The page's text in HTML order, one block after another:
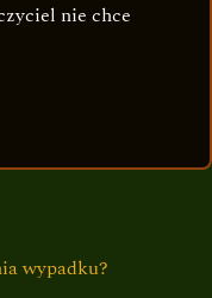
nie chce
wypadku?